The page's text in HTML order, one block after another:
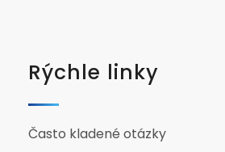
Rýchle linky
Často kladené otázky